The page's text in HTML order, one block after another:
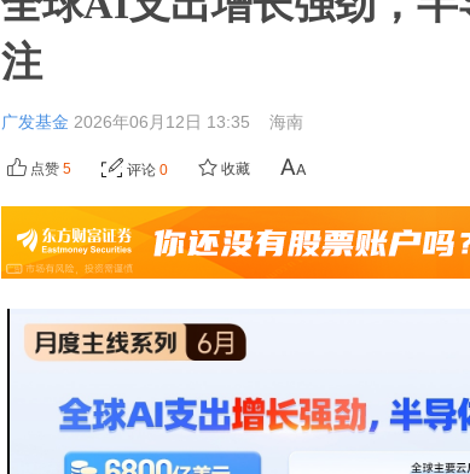
注
广发基金 2026年06月12日 13:35 海南
点赞 5 评论 0 收藏